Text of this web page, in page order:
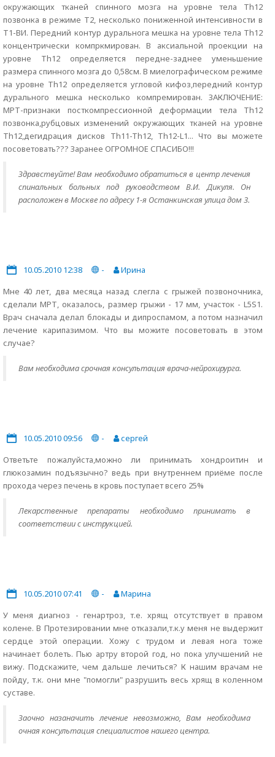
окружающих тканей спинного мозга на уровне тела Th12
позвонка в режиме Т2, несколько пониженной интенсивности в
Т1-ВИ. Передний контур дуральнога мешка на уровне тела Th12
концентрически компркмирован. В аксиальной проекции на
уровне Th12 определяется передне-заднее уменьшение
размера спинного мозга до 0,58см. В миелографическом режиме
на уровне Th12 определяется угловой кифоз,передний контур
дурального мешка несколько компремирован. ЗАКЛЮЧЕНИЕ:
МРТ-признаки посткомпрессионной деформации тела Th12
позвонка,рубцовых изменений окружающих тканей на уровне
Th12,дегидрация дисков Th11-Th12, Th12-L1... Что вы можете
посоветовать??? Заранее ОГРОМНОЕ СПАСИБО!!!
Здравствуйте! Вам необходимо обратиться в центр лечения
спинальных больных под руководством В.И. Дикуля. Он
расположен в Москве по адресу 1-я Останкинская улица дом 3.
10.05.2010 12:38 -
Ирина
Мне 40 лет, два месяца назад слегла с грыжей позвоночника,
сделали МРТ, оказалось, размер грыжи - 17 мм, участок - L5S1.
Врач сначала делал блокады и дипроспамом, а потом назначил
лечение карипазимом. Что вы можите посоветовать в этом
случае?
Вам необходима срочная консультация врача-нейрохирурга.
10.05.2010 09:56 -
сергей
Ответьте пожалуйста,можно ли принимать хондроитин и
глюкозамин подъязычно? ведь при внутреннем приёме после
прохода через печень в кровь поступает всего 25%
Лекарственные препараты необходимо принимать в
соответствии с инструкцией.
10.05.2010 07:41 -
Марина
У меня диагноз - генартроз, т.е. хрящ отсутствует в правом
колене. В Протезировании мне отказали,т.к.у меня не выдержит
сердце этой операции. Хожу с трудом и левая нога тоже
начинает болеть. Пью артру второй год, но пока улучшений не
вижу. Подскажите, чем дальше лечиться? К нашим врачам не
пойду, т.к. они мне "помогли" разрушить весь хрящ в коленном
суставе.
Заочно назаначить лечение невозможно, Вам необходима
очная консультация специалистов нашего центра.